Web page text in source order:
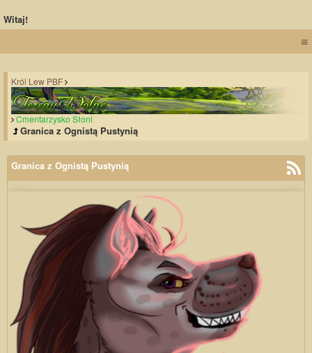
Witaj!
≡
Król Lew PBF
Cmentarzysko Słoni
Granica z Ognistą Pustynią
Granica z Ognistą Pustynią